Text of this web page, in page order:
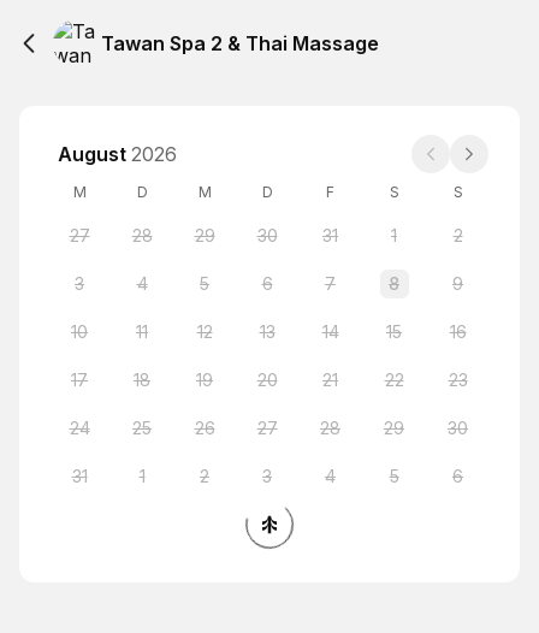
Tawan Spa 2 & Thai Massage
August 2026
M D M D F S S
27 28 29 30 31 1 2
3 4 5 6 7 8 9
10 11 12 13 14 15 16
17 18 19 20 21 22 23
24 25 26 27 28 29 30
31 1 2 3 4 5 6